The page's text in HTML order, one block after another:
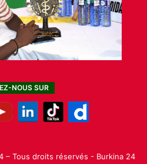
NOUS SUR
– Tous droits réservés - Burkina 24